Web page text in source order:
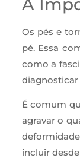
Os pés e
pé. Essa
como a
diagnosticar
É comum
agravar o
incluir